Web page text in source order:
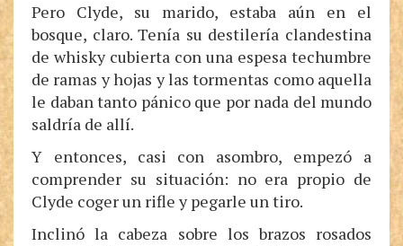
Pero Clyde, su marido, estaba aún en el
bosque, claro. Tenía su destilería clandestina
de whisky cubierta con una espesa techumbre
de ramas y hojas y las tormentas como aquella
le daban tanto pánico que por nada del mundo
saldría de allí.
Y entonces, casi con asombro, empezó a
comprender su situación: no era propio de
Clyde coger un rifle y pegarle un tiro.
Inclinó la cabeza sobre los brazos rosados